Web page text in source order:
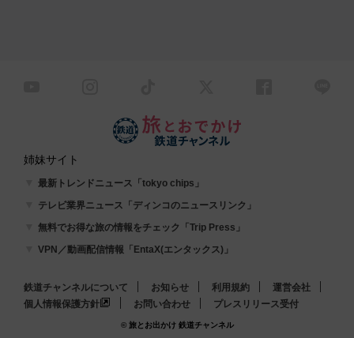
姉妹サイト
最新トレンドニュース「tokyo chips」
テレビ業界ニュース「ディンコのニュースリンク」
無料でお得な旅の情報をチェック「Trip Press」
VPN／動画配信情報「EntaX(エンタックス)」
鉄道チャンネルについて お知らせ 利用規約
運営会社
個人情報保護方針
お問い合わせ プレスリリース受付
© 旅とお出かけ 鉄道チャンネル